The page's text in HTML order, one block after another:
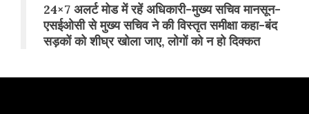
24×7 अलर्ट मोड में रहें अधिकारी-मुख्य सचिव मानसून-
एसईओसी से मुख्य सचिव ने की विस्तृत समीक्षा कहा-बंद
सड़कों को शीघ्र खोला जाए, लोगों को न हो दिक्कत